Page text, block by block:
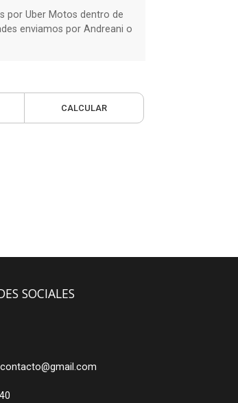
por Uber Motos dentro de
enviamos por Andreani o
CALCULAR
SOCIALES